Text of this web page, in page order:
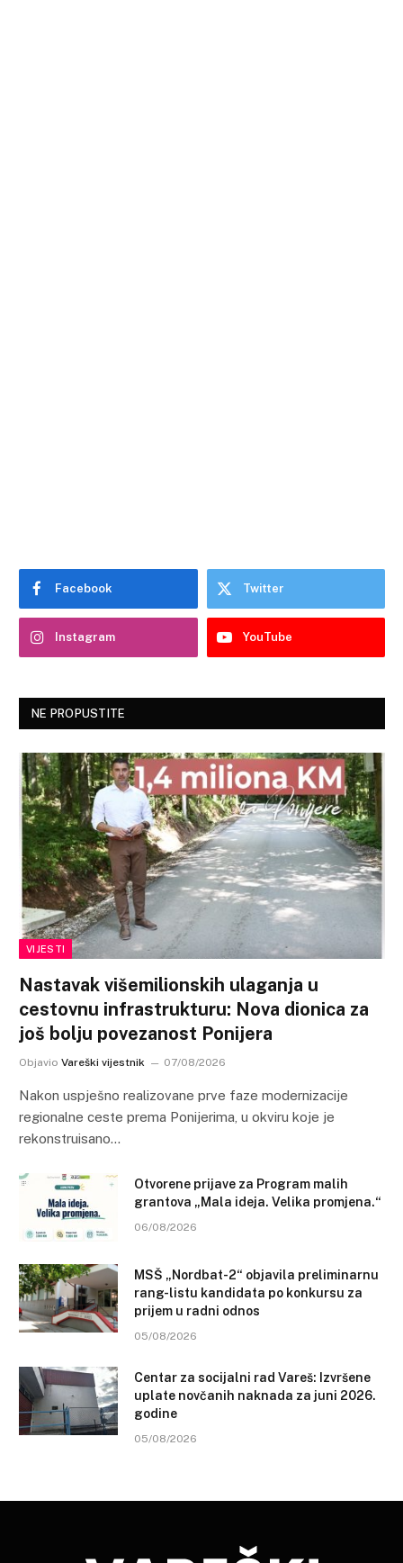
Facebook Twitter
Instagram YouTube
NE PROPUSTITE
VIJESTI
Nastavak višemilionskih ulaganja u
cestovnu infrastrukturu: Nova dionica za
još bolju povezanost Ponijera
Objavio Vareški vijestnik 07/08/2026
Nakon uspješno realizovane prve faze modernizacije
regionalne ceste prema Ponijerima, u okviru koje je
rekonstruisano…
Otvorene prijave za Program malih
grantova „Mala ideja. Velika promjena.“
06/08/2026
MSŠ „Nordbat-2“ objavila preliminarnu
rang-listu kandidata po konkursu za
prijem u radni odnos
05/08/2026
Centar za socijalni rad Vareš: Izvršene
uplate novčanih naknada za juni 2026.
godine
05/08/2026